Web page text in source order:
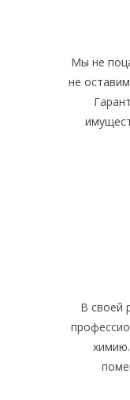
Мы не
не
В своей